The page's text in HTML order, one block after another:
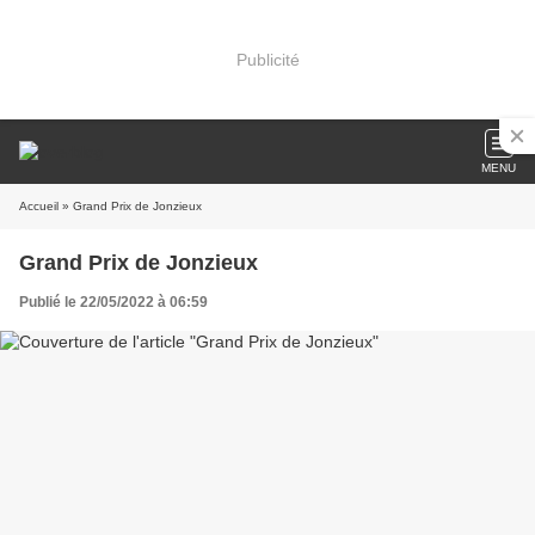
Publicité
MENU
Accueil » Grand Prix de Jonzieux
Grand Prix de Jonzieux
Publié le 22/05/2022 à 06:59